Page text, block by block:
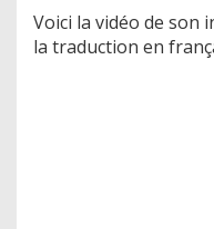
Voici la vidéo de son
la traduction en